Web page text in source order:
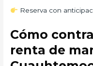
Reserva con
Cómo
renta de